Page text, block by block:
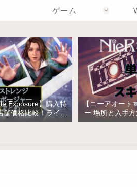
ゲーム
Exposure】購入特
価格比較！ライフ
エクスポージャー
【ニーアオー
ー 場所と入手